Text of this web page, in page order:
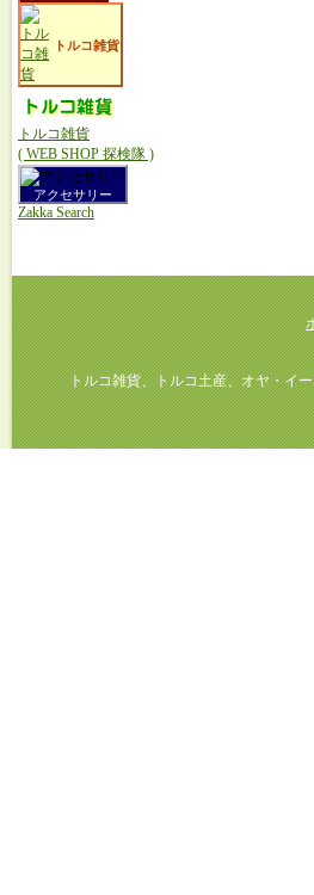
トルコ雑貨
トルコ雑貨
( WEB SHOP 探検隊 )
アクセサリー
Zakka Search
トルコ雑貨、トルコ土産、オヤ・イーネ